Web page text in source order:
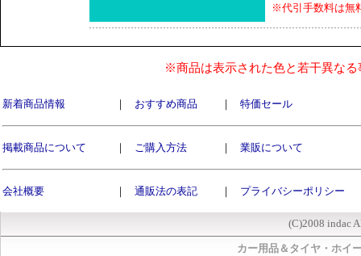
※代引手数料は無
※商品は表示された色と若干異な
新着商品情報 ｜ おすすめ商品 ｜ 特価セール
掲載商品について ｜ ご購入方法 ｜ 業販について
会社概要 ｜ 通販法の表記 ｜ プライバシーポリシー
(C)2008 indac
カー用品＆タイヤ・ホイ